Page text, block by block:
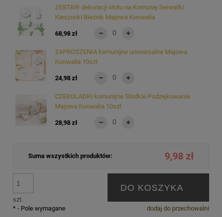
ZAPROSZENIA komunijne uniwersalne Majowa
Konwalia 10szt
24,98 zł
CZEKOLADKI komunijne Słodkie Podziękowanie
Majowa Konwalia 10szt
28,98 zł
ZESTAW dekoracji stołu na Komunię Serwetki
Kieszonki Bieżnik Majowa Konwalia
68,98 zł
Suma wszystkich produktów: 9,98 zł
szt.
DO KOSZYKA
dodaj do przechowalni
* - Pole wymagane